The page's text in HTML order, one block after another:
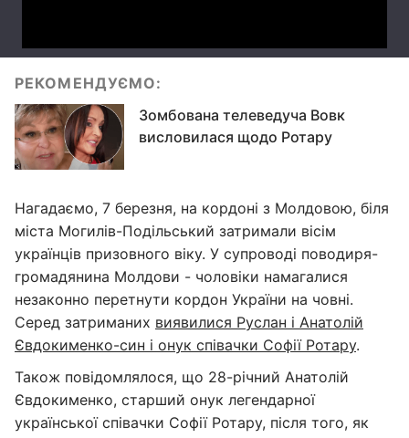
РЕКОМЕНДУЄМО:
Зомбована телеведуча Вовк
висловилася щодо Ротару
Нагадаємо, 7 березня, на кордоні з Молдовою, біля
міста Могилів-Подільський затримали вісім
українців призовного віку. У супроводі поводиря-
громадянина Молдови - чоловіки намагалися
незаконно перетнути кордон України на човні.
Серед затриманих виявилися Руслан і Анатолій
Євдокименко-син і онук співачки Софії Ротару.
Також повідомлялося, що 28-річний Анатолій
Євдокименко, старший онук легендарної
української співачки Софії Ротару, після того, як